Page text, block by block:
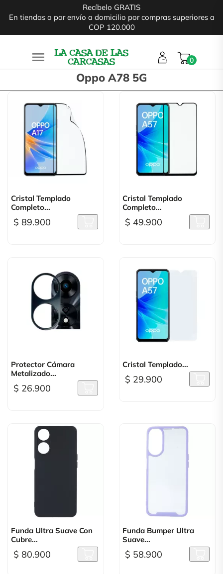
Recíbelo GRATIS
En tiendas o por envío a domicilio por compras superiores a
COP 120.000
 0
Oppo A78 5G
Cristal Templado
Completo...
$ 89.900
Cristal Templado
Completo...
$ 49.900
Protector Cámara
Metalizado...
$ 26.900
Cristal Templado...
$ 29.900
Funda Ultra Suave Con
Cubre...
$ 80.900
Funda Bumper Ultra
Suave...
$ 58.900